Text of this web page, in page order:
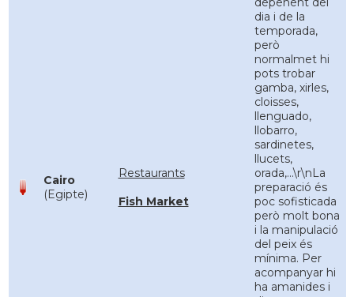
Cairo
(Egipte)
Restaurants
Fish Market
dia i de la
temporada,
però
normalmet hi
pots trobar
gamba, xirles,
cloisses,
llenguado,
llobarro,
sardinetes,
llucets,
orada,...\r\nLa
preparació és
poc sofisticada
però molt bona
i la manipulació
del peix és
mínima. Per
acompanyar hi
ha amanides i